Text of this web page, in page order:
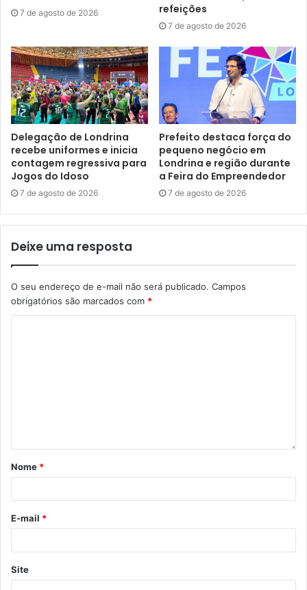
para cada critério, sendo a pontuação máxima de 100
pontos. E, após essa etapa, será publicado edital
preliminar indicando a pontuação e classificação dos
projetos.
Na sequência, após fase de recursos, haverá a primeira
convocação, quando serão selecionados projetos até o
limite da verba orçamentária disponibilizada pelo edital.
Gostei
economia criativa
Projetos Estratégicos
promic
7 de agosto de 2026
refeições
7 de agosto de 2026
Delegação de Londrina
recebe uniformes e inicia
contagem regressiva para
Jogos do Idoso
7 de agosto de 2026
Prefeito destaca força do
pequeno negócio em
Londrina e região durante
a Feira do Empreendedor
7 de agosto de 2026
Deixe uma resposta
O seu endereço de e-mail não será publicado. Campos
obrigatórios são marcados com *
Nome *
E-mail *
Site